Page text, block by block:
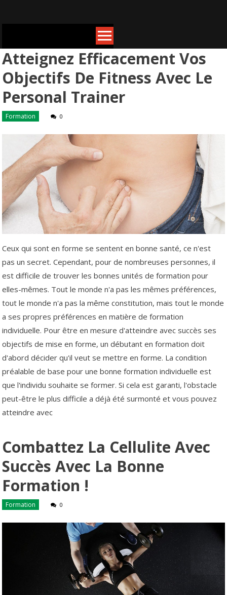
Atteignez Efficacement Vos
Objectifs De Fitness Avec Le
Personal Trainer
Formation 0
Ceux qui sont en forme se sentent en bonne santé, ce n'est
pas un secret. Cependant, pour de nombreuses personnes, il
est difficile de trouver les bonnes unités de formation pour
elles-mêmes. Tout le monde n'a pas les mêmes préférences,
tout le monde n'a pas la même constitution, mais tout le monde
a ses propres préférences en matière de formation
individuelle. Pour être en mesure d'atteindre avec succès ses
objectifs de mise en forme, un débutant en formation doit
d'abord décider qu'il veut se mettre en forme. La condition
préalable de base pour une bonne formation individuelle est
que l'individu souhaite se former. Si cela est garanti, l'obstacle
peut-être le plus difficile a déjà été surmonté et vous pouvez
atteindre avec
Combattez La Cellulite Avec
Succès Avec La Bonne
Formation !
Formation 0